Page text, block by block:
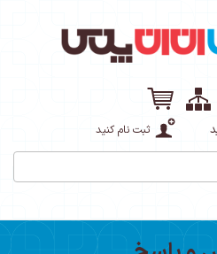
ثبت نام کنید